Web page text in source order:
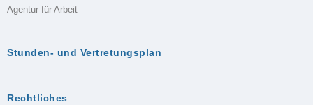
Agentur für Arbeit
Stunden- und Vertretungsplan
Rechtliches